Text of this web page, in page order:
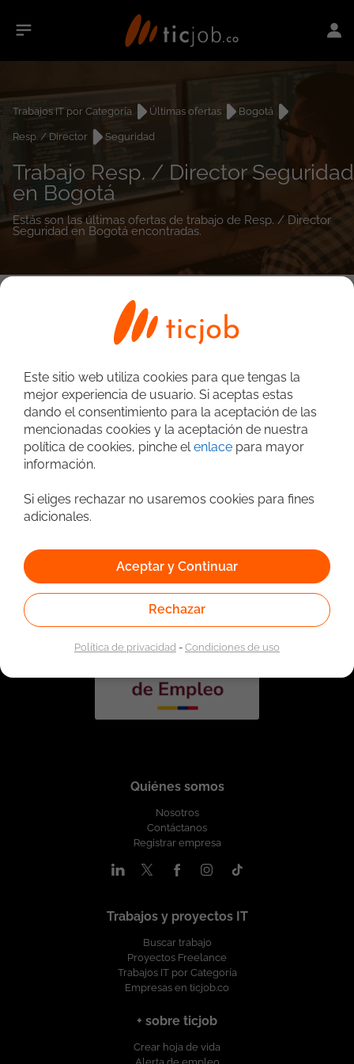
Trabajos IT por Categoría Últimas ofertas
Bogotá
Resp. / Director
Seguridad
Trabajo Resp. / Director Seguridad
en Bogotá
Estás son las últimas ofertas de trabajo de Resp. / Director
Seguridad en Bogotá encontradas.
empleos encontrados
del Servicio Público de Empleo según Resolución No.
0026 del 17 de Enero de 2023,
Quiénes somos
Nosotros
Contáctanos
Registrar empresa
Trabajos y proyectos IT
Buscar trabajo
Proyectos Freelance
Trabajos IT por Categoría
Empresas en ticjob.co
+ sobre ticjob
Crear hoja de vida
Este sitio web utiliza cookies para que tengas la
mejor experiencia de usuario. Si aceptas estas
dando el consentimiento para la aceptación de las
mencionadas cookies y la aceptación de nuestra
política de cookies, pinche elenlace para mayor
información.
Si eliges rechazar no usaremos cookies para fines
adicionales.
Aceptar y Continuar
Rechazar
Política de privacidad-Condiciones de uso